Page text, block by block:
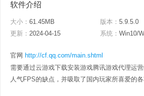
软件介绍
大小： 61.45MB 版本： 5.9.5.0
更新： 2024-04-15 系统： Win10/
官网 http://cf.qq.com/main.shtml
需要通过云游戏下载安装游戏腾讯游戏代理运
人气FPS的缺点，并吸取了国内玩家所喜爱的